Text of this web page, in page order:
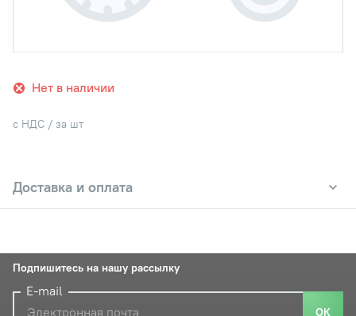
Нет в наличии
с НДС / за шт
Доставка и оплата
Подпишитесь на нашу рассылку
E-mail
ОК